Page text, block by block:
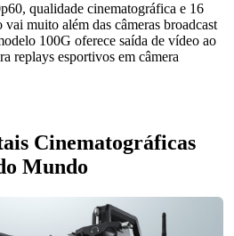
qualidade cinematográfica e 16
muito além das câmeras broadcast
100G oferece saída de vídeo ao
replays esportivos em câmera
Cinematográficas
Mundo